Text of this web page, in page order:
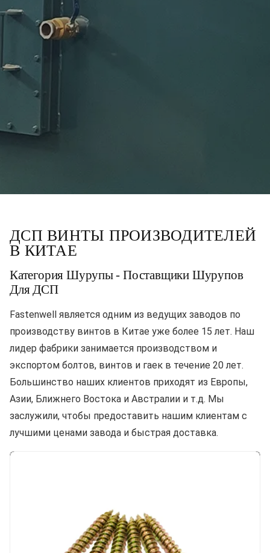
ДСП ВИНТЫ ПРОИЗВОДИТЕЛЕЙ
В КИТАЕ
Категория Шурупы - Поставщики Шурупов
Для ДСП
Fastenwell является одним из ведущих заводов по
производству винтов в Китае уже более 15 лет. Наш
лидер фабрики занимается производством и
экспортом болтов, винтов и гаек в течение 20 лет.
Большинство наших клиентов приходят из Европы,
Азии, Ближнего Востока и Австралии и т.д. Мы
заслужили, чтобы предоставить нашим клиентам с
лучшими ценами завода и быстрая доставка.